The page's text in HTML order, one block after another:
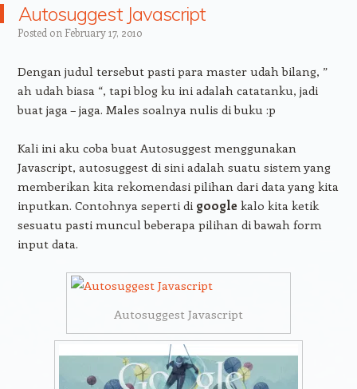
Autosuggest Javascript
Posted on February 17, 2010
Dengan judul tersebut pasti para master udah bilang, ”
ah udah biasa “, tapi blog ku ini adalah catatanku, jadi
buat jaga – jaga. Males soalnya nulis di buku :p
Kali ini aku coba buat Autosuggest menggunakan
Javascript, autosuggest di sini adalah suatu sistem yang
memberikan kita rekomendasi pilihan dari data yang kita
inputkan. Contohnya seperti di google kalo kita ketik
sesuatu pasti muncul beberapa pilihan di bawah form
input data.
Autosuggest Javascript